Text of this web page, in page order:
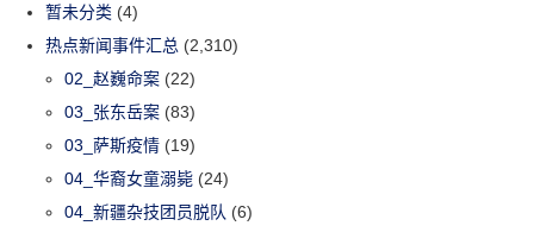
暂未分类 (4)
热点新闻事件汇总 (2,310)
02_赵巍命案 (22)
03_张东岳案 (83)
03_萨斯疫情 (19)
04_华裔女童溺毙 (24)
04_新疆杂技团员脱队 (6)